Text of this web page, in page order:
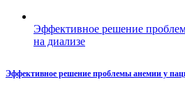
Эффективное решение
на диализе
Эффективное решение проблемы анемии у